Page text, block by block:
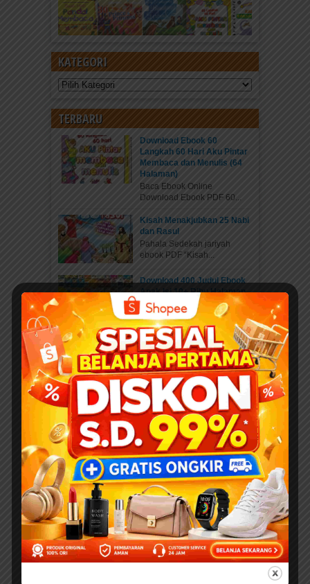
KATEGORI
Kategori
TERBARU
Download Ebook 60
Langkah 60 Hari Aku Pintar
Membaca dan Menulis (64
Halaman)
Baca Ebook Online
Download Ebook PDF 60...
Kisah Menakjubkan 25 Nabi
dan Rasul
Pahala Sedekah jariyah
ebook PDF “Kisah...
Download 400 Judul Ebook
Anak Isi 10+ Ribu Halaman
PDF Karya Kak Nurul Ihsan
DOWNLOAD EBOOK
ANAK DENGAN DONASI...
Daftar Anggota Elibrary.id
Daftar di sini Salam Sahabat
elibrary.id...
Mengenal Jenis Kaki
Binatang: Petualangan Rara
di Hutan Ajaib
DOWNLOAD PAKET 1001
WORKSHEETS PAUD...
Belajar Mengenal Jenis-
Jenis Kaki Binatang
DOWNLOAD PAKET 1001
WORKSHEETS PAUD...
Mengenal Hewan Bertelur
dan Hewan Bersayap:
Panduan Lengkap